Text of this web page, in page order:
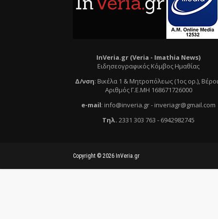
InVeria.gr (Veria - Ιmathia News)
Ειδησεογραφικός Κόμβος Ημαθίας
Δ/νση: Βικέλα 1 & Μητροπόλεως (1ος ορ.),
Αριθμός Γ.Ε.ΜΗ 168671726000
e-mail: info@inveria.gr- inveriagr@gmail.com
Τηλ. 2331 303 763 - 6942982745
Copyright © 2026 InVeria.gr